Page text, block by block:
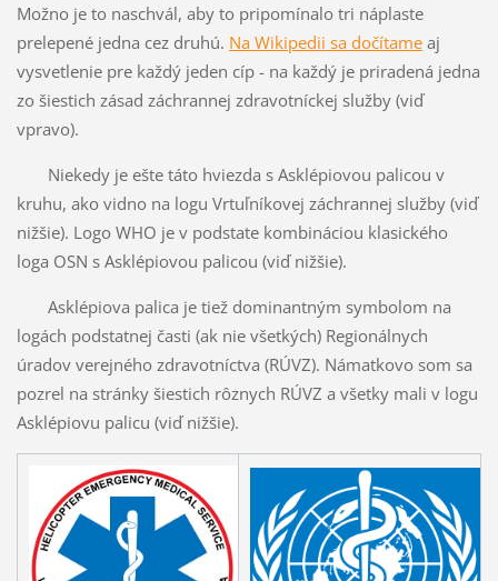
Možno je to naschvál, aby to pripomínalo tri náplaste
prelepené jedna cez druhú. Na Wikipedii sa dočítameaj
vysvetlenie pre každý jeden cíp - na každý je priradená jedna
zo šiestich zásad záchrannej zdravotníckej služby (viď
vpravo).
Niekedy je ešte táto hviezda s Asklépiovou palicou v
kruhu, ako vidno na logu Vrtuľníkovej záchrannej služby (viď
nižšie). Logo WHO je v podstate kombináciou klasického
loga OSN s Asklépiovou palicou (viď nižšie).
Asklépiova palica je tiež dominantným symbolom na
logách podstatnej časti (ak nie všetkých) Regionálnych
úradov verejného zdravotníctva (RÚVZ). Námatkovo som sa
pozrel na stránky šiestich rôznych RÚVZ a všetky mali v logu
Asklépiovu palicu (viď nižšie).